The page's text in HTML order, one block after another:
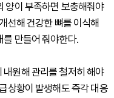
양이 부족하면 보충해줘야
선해 건강한 뼈를 이식해
를 만들어 줘야한다.
원해 관리를 철저히 해야
상황이 발생해도 즉각 대응